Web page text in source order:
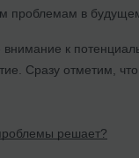
проблемам в
к
Сразу отметим,
решает?